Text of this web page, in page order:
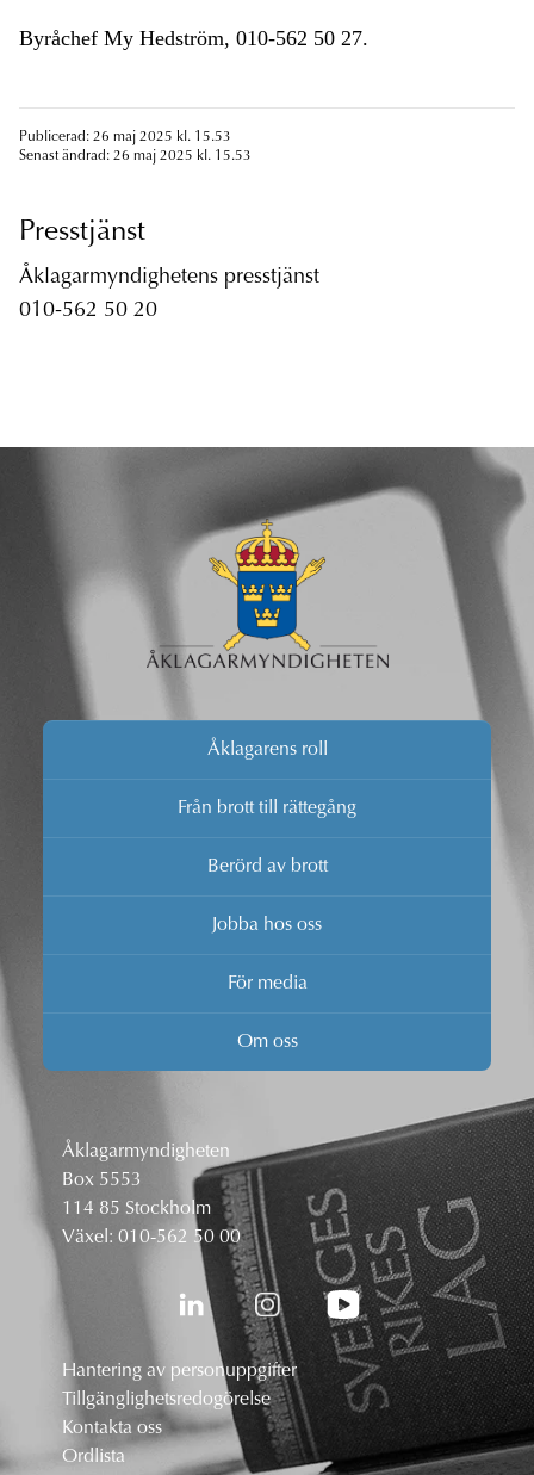
Byråchef My Hedström, 010-562 50 27.
Publicerad: 26 maj 2025 kl. 15.53
Senast ändrad: 26 maj 2025 kl. 15.53
Presstjänst
Åklagarmyndighetens presstjänst
010-562 50 20
Åklagarens roll
Från brott till rättegång
Berörd av brott
Jobba hos oss
För media
Om oss
Åklagarmyndigheten
Box 5553
114 85 Stockholm
Växel: 010-562 50 00
Hantering av personuppgifter
Tillgänglighetsredogörelse
Kontakta oss
Ordlista